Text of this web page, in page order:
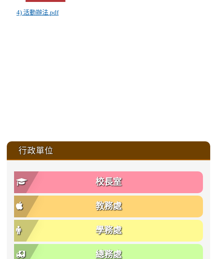
4) 活動辦法.pdf
::: 行政單位
校長室
教務處
學務處
總務處